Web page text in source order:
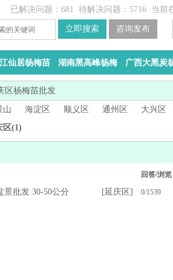
已解决问题：681 待解决问题：5716 当前
仙居杨梅苗 湖南黑高峰杨梅 广西大黑炭
区杨梅苗批发
山 海淀区 顺义区 通州区 大兴区
区(1)
回答/浏览
景批发 30-50公分 [延庆区] 0/1539